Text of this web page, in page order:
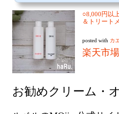
された とある岡山の
○8,000円以
＆トリート
posted with カ
楽天市場
お勧めクリーム・